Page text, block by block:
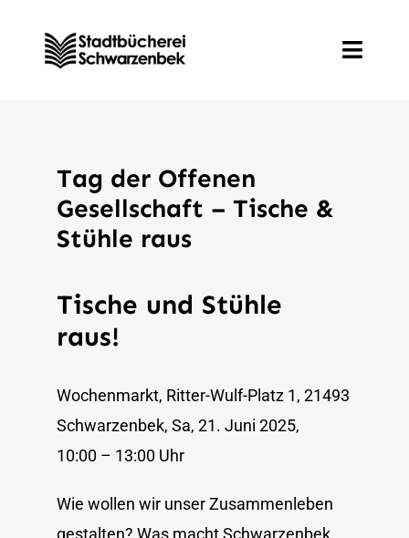
springen
Toggle
Informieren
Mitmachen
Veranstaltungen
Tag der Offenen
Gesellschaft – Tische &
Stühle raus
Tische und Stühle
raus!
Wochenmarkt, Ritter-Wulf-Platz 1, 21493
Schwarzenbek, Sa, 21. Juni 2025,
10:00 – 13:00 Uhr
Wie wollen wir unser Zusammenleben
gestalten? Was macht Schwarzenbek